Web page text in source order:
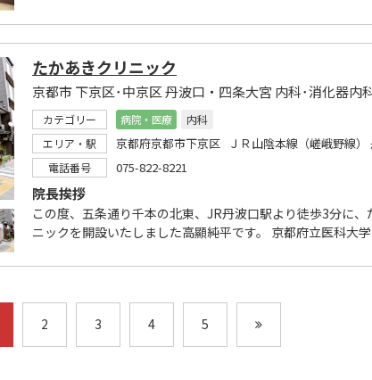
たかあきクリニック
京都市 下京区･中京区 丹波口・四条大宮 内科･消化器内
カテゴリー 病院・医療
内科
エリア・駅
京都府京都市下京区 ＪＲ山陰本線（嵯峨野線）
電話番号 075-822-8221
院長挨拶
この度、五条通り千本の北東、JR丹波口駅より徒歩3分に、
ニックを開設いたしました高顯純平です。 京都府立医科大
2 3 4 5